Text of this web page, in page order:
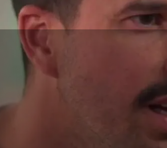
plus peur
une HR tech qui aide les entreprises